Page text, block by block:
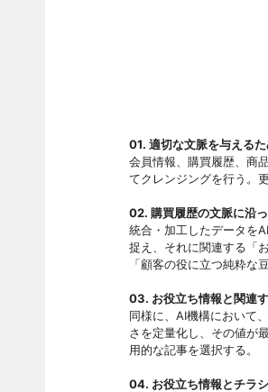
01. 適切な文脈を与える
会員情報、購買履歴、商
てクレンジングを行う。
02. 購買履歴の文脈に沿
統合・加工したデータを
捉え、それに関連する「
「顧客の役に立つ純粋な
03. お役立ち情報と関連
同様に、AI機構において
さを定量化し、その値が
用的な記事を選択する。
04. お役立ち情報とチラ